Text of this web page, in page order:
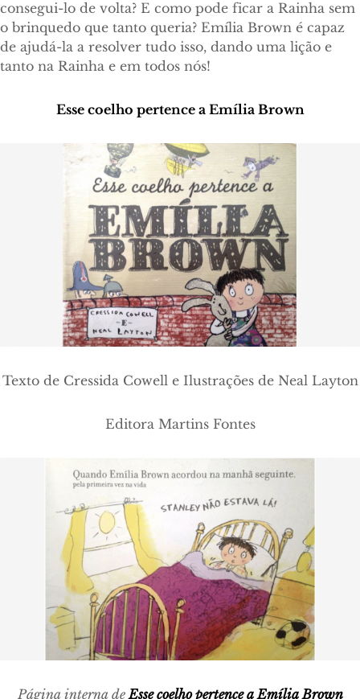
consegui-lo de volta? E como pode ficar a Rainha sem
o brinquedo que tanto queria? Emília Brown é capaz
de ajudá-la a resolver tudo isso, dando uma lição e
tanto na Rainha e em todos nós!
Esse coelho pertence a Emília Brown
Texto de Cressida Cowell e Ilustrações de Neal Layton
Editora Martins Fontes
Página interna deEsse coelho pertence a Emília Brown